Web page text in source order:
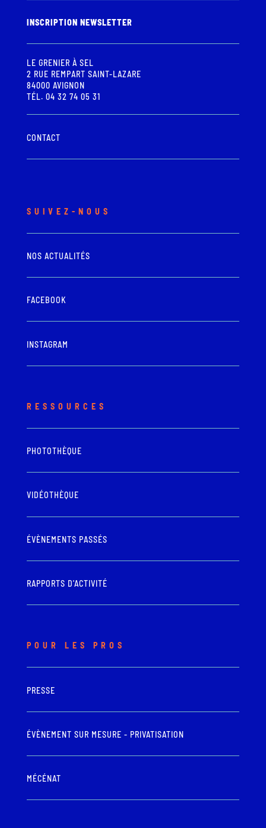
INSCRIPTION NEWSLETTER
LE GRENIER À SEL
2 RUE REMPART SAINT-LAZARE
84000 AVIGNON
TÉL. 04 32 74 05 31
CONTACT
SUIVEZ-NOUS
NOS ACTUALITÉS
FACEBOOK
INSTAGRAM
RESSOURCES
PHOTOTHÈQUE
VIDÉOTHÈQUE
ÉVÈNEMENTS PASSÉS
RAPPORTS D'ACTIVITÉ
POUR LES PROS
PRESSE
ÉVÈNEMENT SUR MESURE - PRIVATISATION
MÉCÉNAT